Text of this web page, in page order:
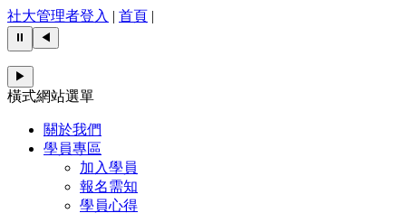
社大管理者登入 | 首頁 |
⏸ ◀
▶
橫式網站選單
關於我們
學員專區
加入學員
報名需知
學員心得